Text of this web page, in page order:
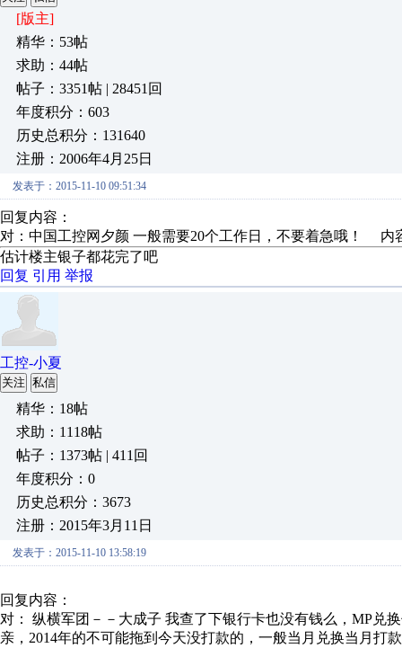
[版主]
精华：53帖
求助：44帖
帖子：3351帖 | 28451回
年度积分：603
历史总积分：131640
注册：2006年4月25日
发表于：2015-11-10 09:51:34
回复内容：
对：中国工控网夕颜 一般需要20个工作日，不要着急哦！ 内
估计楼主银子都花完了吧
回复 引用 举报
工控-小夏
关注 私信
精华：18帖
求助：1118帖
帖子：1373帖 | 411回
年度积分：0
历史总积分：3673
注册：2015年3月11日
发表于：2015-11-10 13:58:19
回复内容：
对： 纵横军团－－大成子 我查了下银行卡也没有钱么，MP兑
亲，2014年的不可能拖到今天没打款的，一般当月兑换当月打